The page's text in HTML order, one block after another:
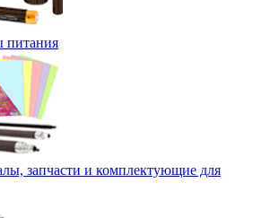
питания
запчасти и комплектующие для